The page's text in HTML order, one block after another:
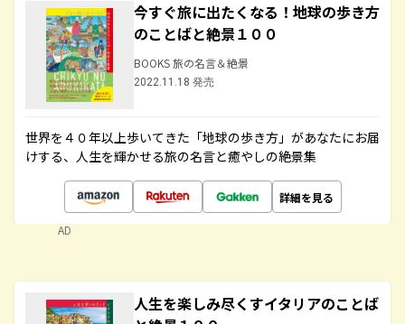
今すぐ旅に出たくなる！地球の歩き方
のことばと絶景１００
BOOKS 旅の名言＆絶景
2022.11.18 発売
世界を４０年以上歩いてきた「地球の歩き方」があなたにお届
けする、人生を輝かせる旅の名言と癒やしの絶景集
詳細を見る
AD
人生を楽しみ尽くすイタリアのことば